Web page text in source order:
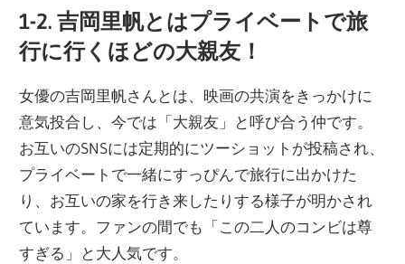
1-2. 吉岡里帆とはプライベートで旅
行に行くほどの大親友！
女優の吉岡里帆さんとは、映画の共演をきっかけに
意気投合し、今では「大親友」と呼び合う仲です。
お互いのSNSには定期的にツーショットが投稿され、
プライベートで一緒にすっぴんで旅行に出かけた
り、お互いの家を行き来したりする様子が明かされ
ています。ファンの間でも「この二人のコンビは尊
すぎる」と大人気です。